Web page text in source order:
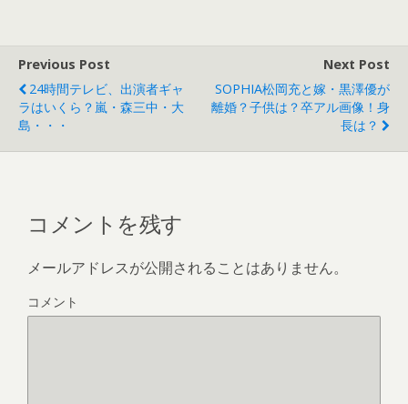
Previous Post
24時間テレビ、出演者ギャ
ラはいくら？嵐・森三中・大
島・・・
Next Post
SOPHIA松岡充と嫁・黒澤優が
離婚？子供は？卒アル画像！身
長は？
コメントを残す
メールアドレスが公開されることはありません。
コメント